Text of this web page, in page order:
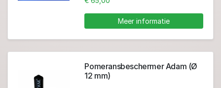
Meer informatie
Pomeransbeschermer Adam (Ø
12 mm)